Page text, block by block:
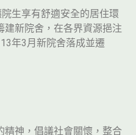
生享有舒適安全的居住環
新院舍，在各界資源挹注
年3月新院舍落成並遷
精神，倡議社會關懷，整合